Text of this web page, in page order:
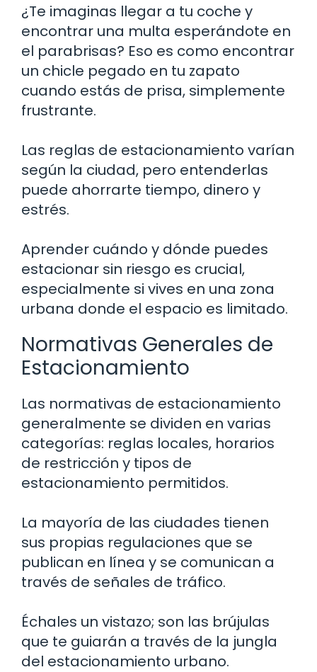
¿Te imaginas llegar a tu coche y
encontrar una multa esperándote en
el parabrisas? Eso es como encontrar
un chicle pegado en tu zapato
cuando estás de prisa, simplemente
frustrante.
Las reglas de estacionamiento varían
según la ciudad, pero entenderlas
puede ahorrarte tiempo, dinero y
estrés.
Aprender cuándo y dónde puedes
estacionar sin riesgo es crucial,
especialmente si vives en una zona
urbana donde el espacio es limitado.
Normativas Generales de
Estacionamiento
Las normativas de estacionamiento
generalmente se dividen en varias
categorías: reglas locales, horarios
de restricción y tipos de
estacionamiento permitidos.
La mayoría de las ciudades tienen
sus propias regulaciones que se
publican en línea y se comunican a
través de señales de tráfico.
Échales un vistazo; son las brújulas
que te guiarán a través de la jungla
del estacionamiento urbano.